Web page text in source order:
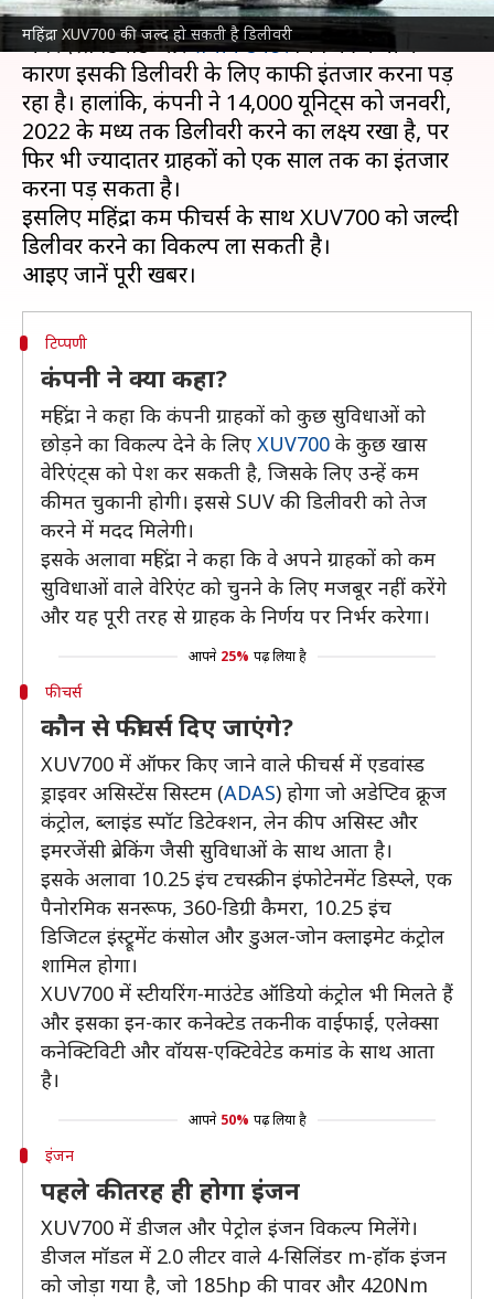
महिंद्रा XUV700 की जल्द हो सकती है डिलीवरी
बुकिंग शुरू होते ही भारत मेंमहिंद्राXUV700 की
जबरदस्त डिमांड औरसेमीकंडक्टरचिप की कमी के
कारण इसकी डिलीवरी के लिए काफी इंतजार करना पड़
रहा है। हालांकि, कंपनी ने 14,000 यूनिट्स को जनवरी,
2022 के मध्य तक डिलीवरी करने का लक्ष्य रखा है, पर
फिर भी ज्यादातर ग्राहकों को एक साल तक का इंतजार
करना पड़ सकता है।
इसलिए महिंद्रा कम फीचर्स के साथ XUV700 को जल्दी
डिलीवर करने का विकल्प ला सकती है।
टिप्पणी
कंपनी ने क्या कहा?
महिंद्रा ने कहा कि कंपनी ग्राहकों को कुछ सुविधाओं को
छोड़ने का विकल्प देने के लिए XUV700 के कुछ खास
वेरिएंट्स को पेश कर सकती है, जिसके लिए उन्हें कम
कीमत चुकानी होगी। इससे SUV की डिलीवरी को तेज
करने में मदद मिलेगी।
इसके अलावा महिंद्रा ने कहा कि वे अपने ग्राहकों को कम
सुविधाओं वाले वेरिएंट को चुनने के लिए मजबूर नहीं करेंगे
और यह पूरी तरह से ग्राहक के निर्णय पर निर्भर करेगा।
आपने 25% पढ़ लिया है
फीचर्स
कौन से फीचर्स दिए जाएंगे?
XUV700 में ऑफर किए जाने वाले फीचर्स में एडवांस्ड
ड्राइवर असिस्टेंस सिस्टम (ADAS) होगा जो अडेप्टिव क्रूज
कंट्रोल, ब्लाइंड स्पॉट डिटेक्शन, लेन कीप असिस्ट और
इमरजेंसी ब्रेकिंग जैसी सुविधाओं के साथ आता है।
इसके अलावा 10.25 इंच टचस्क्रीन इंफोटेनमेंट डिस्प्ले, एक
पैनोरमिक सनरूफ, 360-डिग्री कैमरा, 10.25 इंच
डिजिटल इंस्ट्रूमेंट कंसोल और डुअल-जोन क्लाइमेट कंट्रोल
शामिल होगा।
XUV700 में स्टीयरिंग-माउंटेड ऑडियो कंट्रोल भी मिलते हैं
और इसका इन-कार कनेक्टेड तकनीक वाईफाई, एलेक्सा
कनेक्टिविटी और वॉयस-एक्टिवेटेड कमांड के साथ आता
है।
आपने 50% पढ़ लिया है
इंजन
पहले की तरह ही होगा इंजन
XUV700 में डीजल और पेट्रोल इंजन विकल्प मिलेंगे।
डीजल मॉडल में 2.0 लीटर वाले 4-सिलिंडर m-हॉक इंजन
को जोड़ा गया है, जो 185hp की पावर और 420Nm